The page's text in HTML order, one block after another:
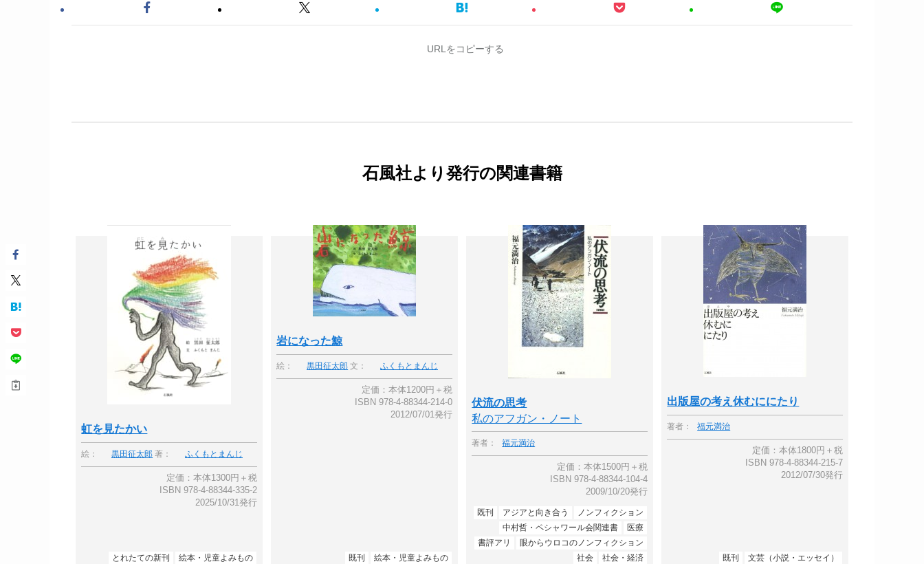
URLをコピーする
石風社より発行の関連書籍
虹を見たかい
絵： 黒田征太郎 著： ふくもとまんじ
定価：本体1300円＋税
ISBN 978-4-88344-335-2
2025/10/31発行
とれたての新刊 絵本・児童よみもの
岩になった鯨
絵： 黒田征太郎 文： ふくもとまんじ
定価：本体1200円＋税
ISBN 978-4-88344-214-0
2012/07/01発行
既刊 絵本・児童よみもの
伏流の思考
私のアフガン・ノート
著者： 福元満治
定価：本体1500円＋税
ISBN 978-4-88344-104-4
2009/10/20発行
既刊 アジアと向き合う
ノンフィクション
中村哲・ペシャワール会関連書
医療
書評アリ
眼からウロコのノンフィクション
社会
社会・経済
出版屋の考え休むににたり
著者： 福元満治
定価：本体1800円＋税
ISBN 978-4-88344-215-7
2012/07/30発行
既刊 文芸（小説・エッセイ）